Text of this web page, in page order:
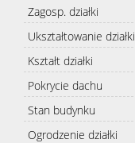
Zagosp. działki
Ukształtowanie działki
Kształt działki
Pokrycie dachu
Stan budynku
Ogrodzenie działki